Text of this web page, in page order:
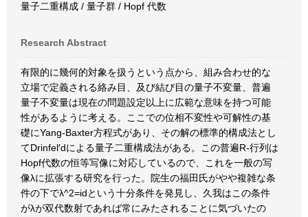
量子二重構成 / 量子群 / Hopf 代数
Research Abstract
有限的に幾何的対象を扱うという点から、組み合わせ的な
立場で定義される絡み目、及び結び目の量子不変量、普遍
量子不変量は現在の問題設定以上に広範な意味を持つ可能
性があるように考える。ここでの位相不変性や可解性の基
礎にYang-Baxter方程式があり、その解の標準的構成法とし
てDrinfel′dによる量子二重構成法がある。この普遍R-行列は
Hopf代数の恒等写像に対応しているので、これを一般の写
像λに拡張する研究を行った。院生の福田氏がやや複雑な条
件の下でλ^2=idという十分条件を発見し、久我はこの条件
がλが双代数射であれば常にみたされることに気づいたの